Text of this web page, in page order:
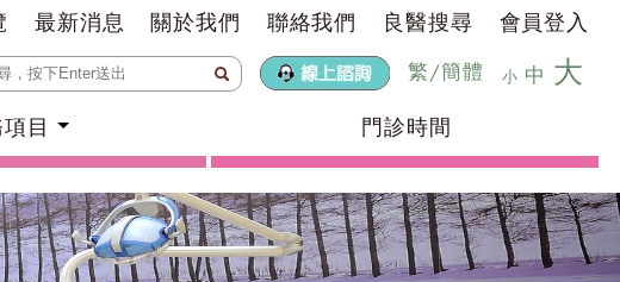
最新消息 關於我們 聯絡我們 良醫搜尋 會員登入
小 中 大
繁/簡體
目 門診時間